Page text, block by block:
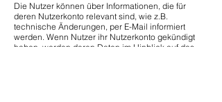
Die Nutzer können über Informationen, die für
deren Nutzerkonto relevant sind, wie z.B.
technische Änderungen, per E-Mail informiert
werden. Wenn Nutzer ihr Nutzerkonto gekündigt
haben, werden deren Daten im Hinblick auf das